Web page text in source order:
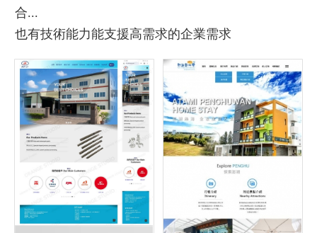
合...
也有技術能力能支援高需求的企業需求